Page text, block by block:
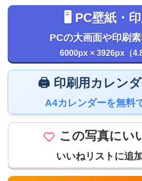
🖥️ PC壁紙・
PCの大画面や印刷
6000px × 3926px（
🖨️ 印刷用カレン
A4カレンダーを無料
この写真にい
いいねリストに追